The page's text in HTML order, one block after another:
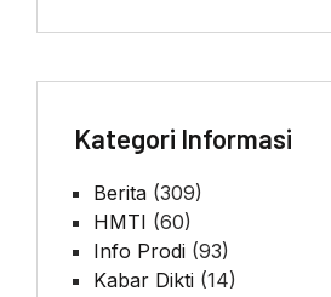
Kategori Informasi
Berita (309)
HMTI (60)
Info Prodi (93)
Kabar Dikti (14)